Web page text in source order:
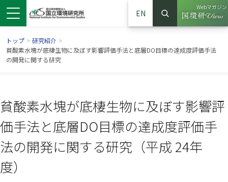
EN
サイト内検索
検索
Webマガジン
（別ウイ
トップ > 研究紹介 >
貧酸素水塊が底棲生物に及ぼす影響評価手法と底層DO目標の達成度評価手法
の開発に関する研究
貧酸素水塊が底棲生物に及ぼす影響評
価手法と底層DO目標の達成度評価手
法の開発に関する研究（平成 24年
度）